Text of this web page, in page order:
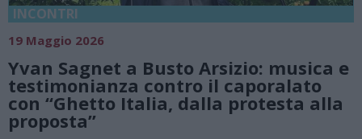
INCONTRI
19 Maggio 2026
Yvan Sagnet a Busto Arsizio: musica e
testimonianza contro il caporalato
con “Ghetto Italia, dalla protesta alla
proposta”